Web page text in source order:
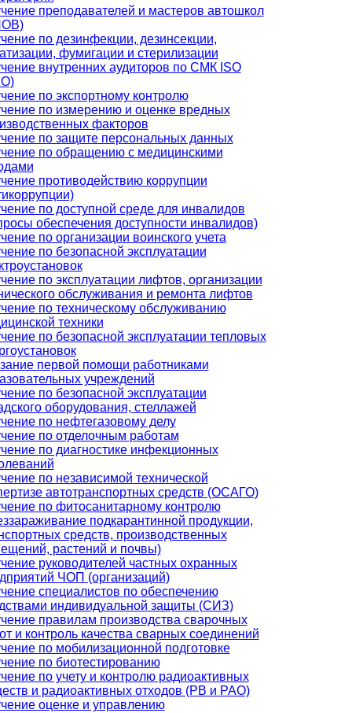
преподавателей и мастеров автошкол
по дезинфекции, дезинсекции,
фумигации и стерилизации
внутренних аудиторов по СМК ISO
по экспортному контролю
по измерению и оценке вредных
факторов
по защите персональных данных
по обращению с медицинскими
противодействию коррупции
по доступной среде для инвалидов
обеспечения доступности инвалидов)
по организации воинского учета
по безопасной эксплуатации
по эксплуатации лифтов, организации
обслуживания и ремонта лифтов
по техническому обслуживанию
техники
по безопасной эксплуатации тепловых
первой помощи работниками
учреждений
по безопасной эксплуатации
оборудования, стеллажей
по нефтегазовому делу
по отделочным работам
по диагностике инфекционных
по независимой технической
автотранспортных средств (ОСАГО)
по фитосанитарному контролю
подкарантинной продукции,
средств, производственных
растений и почвы)
руководителей частных охранных
ЧОП (организаций)
специалистов по обеспечению
индивидуальной защиты (СИЗ)
правилам производства сварочных
и контроль качества сварных соединений
по мобилизационной подготовке
по биотестированию
по учету и контролю радиоактивных
и радиоактивных отходов (РВ и РАО)
оценке и управлению